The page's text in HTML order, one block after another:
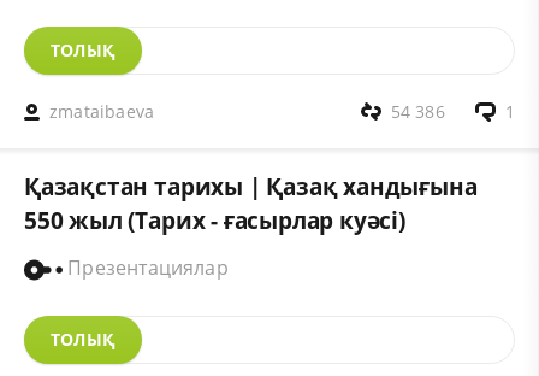
ТОЛЫҚ
zmataibaeva 1
54 386
Қазақстан тарихы | Қазақ хандығына
550 жыл (Тарих - ғасырлар куәсі)
Презентациялар
ТОЛЫҚ